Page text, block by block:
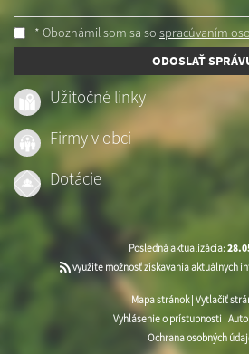
* Oboznámil som sa so spracúvaním
ODOSLAŤ
Užitočné linky
Firmy v obci
Dotácie
Posledná aktualizácia:
využite možnosť získavania aktuálnych
Mapa stránok| Vytlačiť
Vyhlásenie o prístupnosti
Ochrana osobných